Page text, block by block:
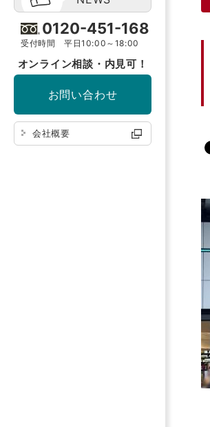
0120-451-168
受付時間 平日10:00～18:00
オンライン相談・内見可！
お問い合わせ
会社概要